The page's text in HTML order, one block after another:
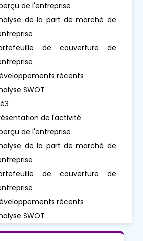
de l'entreprise
de la part de marché de
de couverture de
récents
SWOT
de l'activité
de l'entreprise
de la part de marché de
de couverture de
récents
SWOT